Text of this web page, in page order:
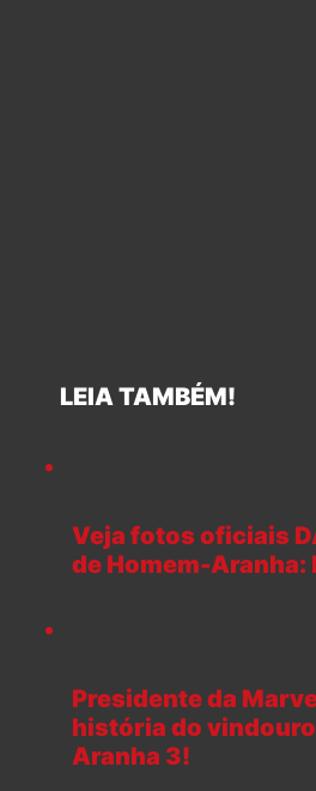
LEIA TAMBÉM!
Veja fotos oficiais
de Homem-Aranha:
Presidente da
história do
Aranha 3!